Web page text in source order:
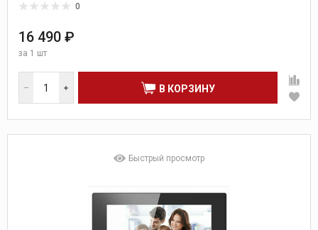
0
16 490 ₽
за 1 шт
В КОРЗИНУ
Быстрый просмотр